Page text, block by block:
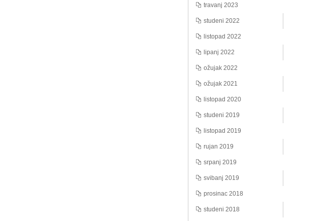
travanj 2023
studeni 2022
listopad 2022
lipanj 2022
ožujak 2022
ožujak 2021
listopad 2020
studeni 2019
listopad 2019
rujan 2019
srpanj 2019
svibanj 2019
prosinac 2018
studeni 2018